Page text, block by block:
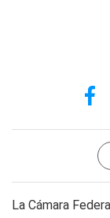
La Cámara